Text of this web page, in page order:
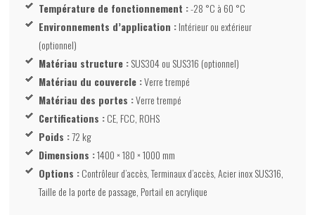
Température de fonctionnement :-28 °C à 60 °C
Environnements d’application :Intérieur ou extérieur
(optionnel)
Matériau structure :SUS304 ou SUS316 (optionnel)
Matériau du couvercle :Verre trempé
Matériau des portes :Verre trempé
Certifications :CE, FCC, ROHS
Poids :72 kg
Dimensions :1400 × 180 × 1000 mm
Options :Contrôleur d’accès, Terminaux d’accès, Acier inox SUS316,
Taille de la porte de passage, Portail en acrylique